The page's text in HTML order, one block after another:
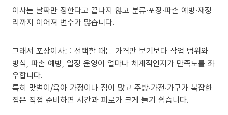
이사는 날짜만 정한다고 끝나지 않고 분류·포장·파손 예방·재정
리까지 이어져 변수가 많습니다.
그래서 포장이사를 선택할 때는 가격만 보기보다 작업 범위와
방식, 파손 예방, 일정 운영이 얼마나 체계적인지가 만족도를 좌
우합니다.
특히 맞벌이/육아 가정이나 짐이 많고 주방·가전·가구가 복잡한
집은 직접 준비하면 시간과 피로가 크게 늘기 쉽습니다.